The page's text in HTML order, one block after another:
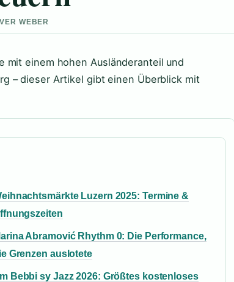
WEBER
mit einem hohen Ausländeranteil und
– dieser Artikel gibt einen Überblick mit
Luzern 2025: Termine &
Abramović Rhythm 0: Die Performance,
Grenzen auslotete
Bebbi sy Jazz 2026: Größtes kostenloses